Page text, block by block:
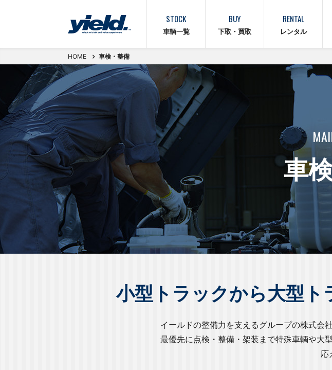
STOCK
車輌一覧
BUY
下取・買取
RENTAL
レンタル
HOME 車検・整備
車
小型トラックから大型ト
イールドの整備力を支えるグループの株式会
最優先に点検・整備・架装まで特殊車輌や大
応